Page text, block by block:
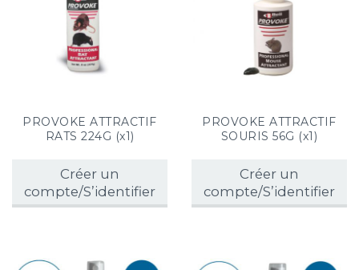
PROVOKE ATTRACTIF
RATS 224G (x1)
Créer un
compte/S’identifier
PROVOKE ATTRACTIF
SOURIS 56G (x1)
Créer un
compte/S’identifier